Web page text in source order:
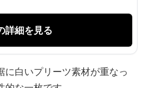
詳細を見る
白いプリーツ素材が重なっ